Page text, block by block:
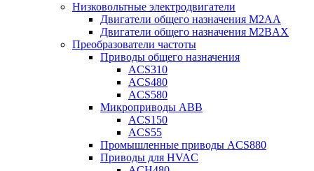
Низковольтные электродвигатели
Двигатели общего назначения M2AA
Двигатели общего назначения M2BAX
Преобразователи частоты
Приводы общего назначения
ACS310
ACS480
ACS580
Микроприводы ABB
ACS150
ACS55
Промышленные приводы ACS880
Приводы для HVAC